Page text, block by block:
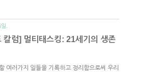
.
칼럼] 멀티태스킹: 21세기의 생존
여러가지 일들을 기록하고 정리함으로써 우리